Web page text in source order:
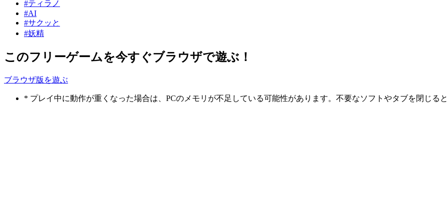
#ティラノ
#AI
#サクッと
#妖精
このフリーゲームを今すぐブラウザで遊ぶ！
ブラウザ版を遊ぶ
* プレイ中に動作が重くなった場合は、PCのメモリが不足している可能性があります。不要なソフトやタブを閉じると